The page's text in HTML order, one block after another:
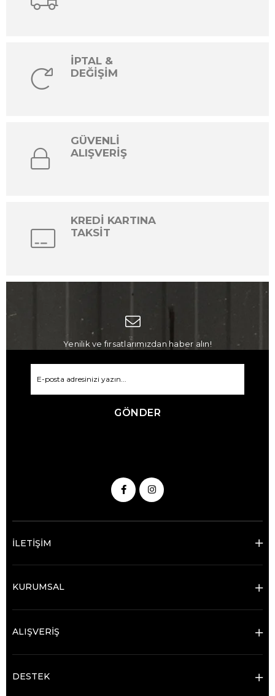
İPTAL &
DEĞİŞİM
GÜVENLİ
ALIŞVERİŞ
KREDİ KARTINA
TAKSİT
Yenilik ve fırsatlarımızdan haber alın!
GÖNDER
İLETİŞİM
KURUMSAL
ALIŞVERİŞ
DESTEK